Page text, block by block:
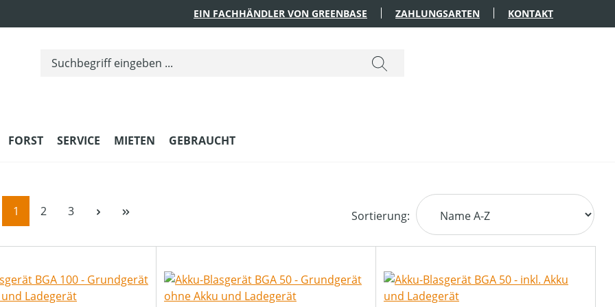
EIN FACHHÄNDLER VON GREENBASE ZAHLUNGSARTEN KONTAKT
FORST SERVICE MIETEN GEBRAUCHT
Seite
1 Seite
2 Seite
3 Sortierung: